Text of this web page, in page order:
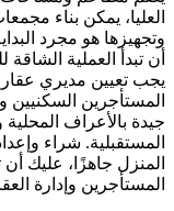
العليا، يمكن بناء
وتجهيزها هو مجرد
أن تبدأ العملية
يجب تعيين مديري
المستأجرين
جيدة بالأعراف
المستقبلية. شراء
المنزل جاهزًا، عليك أن
المستأجرين وإدارة